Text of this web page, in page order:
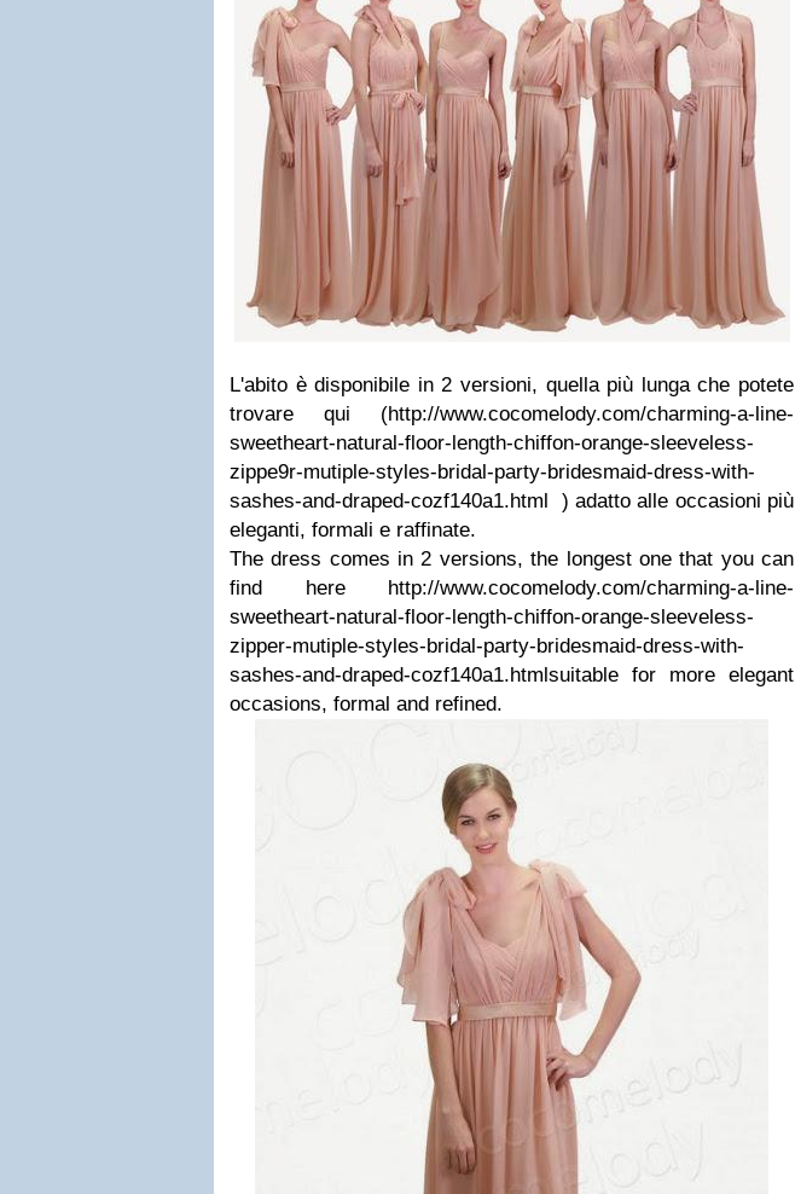
L'abito è disponibile in 2 versioni, quella più lunga che potete
trovare qui (http://www.cocomelody.com/charming-a-line-
sweetheart-natural-floor-length-chiffon-orange-sleeveless-
zippe9r-mutiple-styles-bridal-party-bridesmaid-dress-with-
sashes-and-draped-cozf140a1.html ) adatto alle occasioni più
eleganti, formali e raffinate.
The dress comes in 2 versions, the longest one that you can
find here http://www.cocomelody.com/charming-a-line-
sweetheart-natural-floor-length-chiffon-orange-sleeveless-
zipper-mutiple-styles-bridal-party-bridesmaid-dress-with-
sashes-and-draped-cozf140a1.htmlsuitable for more elegant
occasions, formal and refined.